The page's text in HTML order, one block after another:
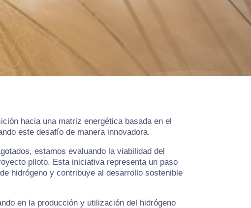
hacia una matriz energética basada en el
este desafío de manera innovadora.
estamos evaluando la viabilidad del
piloto. Esta iniciativa representa un paso
hidrógeno y contribuye al desarrollo sostenible
en la producción y utilización del hidrógeno